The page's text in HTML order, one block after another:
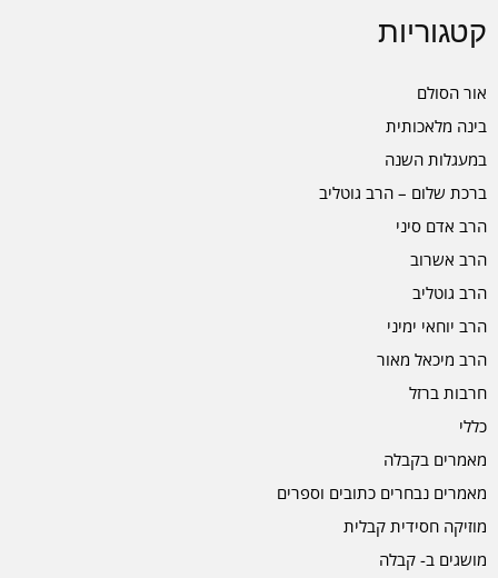
קטגוריות
אור הסולם
בינה מלאכותית
במעגלות השנה
ברכת שלום – הרב גוטליב
הרב אדם סיני
הרב אשרוב
הרב גוטליב
הרב יוחאי ימיני
הרב מיכאל מאור
חרבות ברזל
כללי
מאמרים בקבלה
מאמרים נבחרים כתובים וספרים
מוזיקה חסידית קבלית
מושגים ב- קבלה